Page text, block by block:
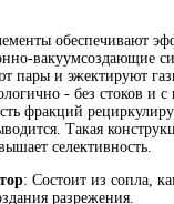
обеспечивают
вакуумсоздающие
пары и эжектируют
- без стоков и
фракций
Такая
селективность.
: Состоит из сопла,
разрежения.